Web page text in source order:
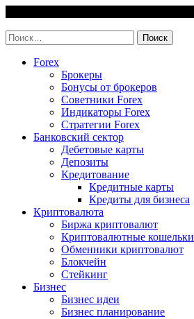
content
Найти:
Forex
Брокеры
Бонусы от брокеров
Советники Forex
Индикаторы Forex
Стратегии Forex
Банковский сектор
Дебетовые карты
Депозиты
Кредитование
Кредитные карты
Кредиты для бизнеса
Криптовалюта
Биржа криптовалют
Криптовалютные кошельки
Обменники криптовалют
Блокчейн
Стейкинг
Бизнес
Бизнес идеи
Бизнес планирование